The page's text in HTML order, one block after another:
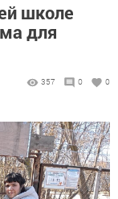
школе
для
357 0 0